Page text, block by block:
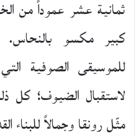
ثمانية عشر عموداً من
كبير مكسو
للموسيقى الصوفية
لاستقبال الضيوف؛
مثّل رونقا وجمالاً للبناء